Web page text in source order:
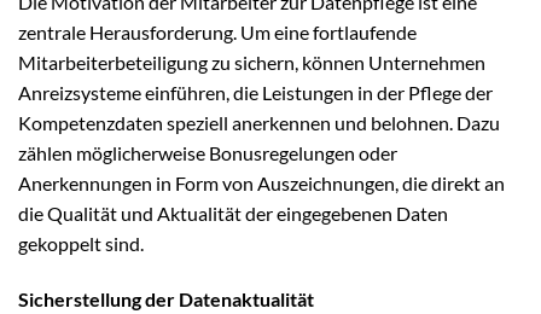
zentrale Herausforderung. Um eine fortlaufende
Mitarbeiterbeteiligung zu sichern, können Unternehmen
Anreizsysteme einführen, die Leistungen in der Pflege der
Kompetenzdaten speziell anerkennen und belohnen. Dazu
zählen möglicherweise Bonusregelungen oder
Anerkennungen in Form von Auszeichnungen, die direkt an
die Qualität und Aktualität der eingegebenen Daten
gekoppelt sind.
Sicherstellung der Datenaktualität